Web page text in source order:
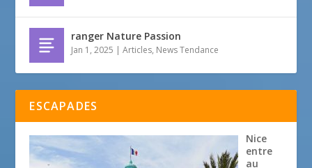
ranger Nature Passion
Jan 1, 2025 |Articles, News Tendance
ESCAPADES
Nice
entre
au